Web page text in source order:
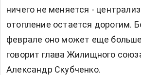
ничего не меняется -
отопление остается дорогим.
феврале оно может еще
говорит глава Жилищного
Александр Скубченко.